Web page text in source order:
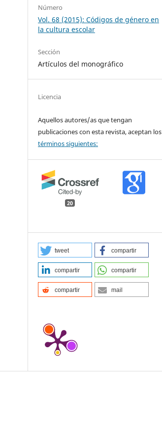
Número
Vol. 68 (2015): Códigos de género en
la cultura escolar
Sección
Artículos del monográfico
Licencia
Aquellos autores/as que tengan
publicaciones con esta revista, aceptan los
términos siguientes:
20
tweet compartir
compartir compartir
compartir mail